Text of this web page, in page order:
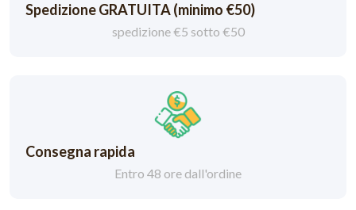
Spedizione GRATUITA (minimo €50)
spedizione €5 sotto €50
Consegna rapida
Entro 48 ore dall'ordine